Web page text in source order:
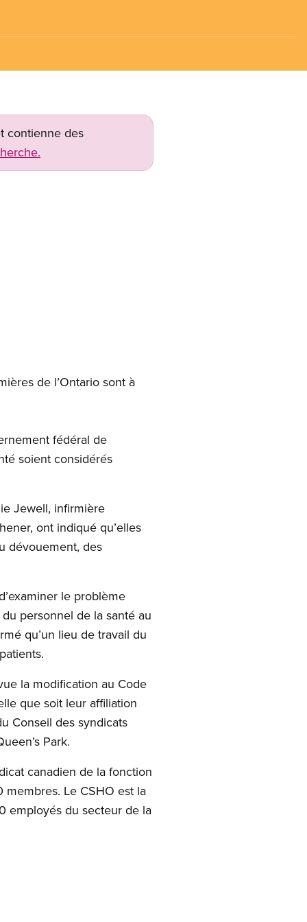
contienne des
de l’Ontario sont à
fédéral de
soient considérés
Jewell, infirmière
ont indiqué qu’elles
dévouement, des
le problème
personnel de la santé au
qu’un lieu de travail du
la modification au Code
que soit leur affiliation
Conseil des syndicats
Park.
canadien de la fonction
Le CSHO est la
employés du secteur de la